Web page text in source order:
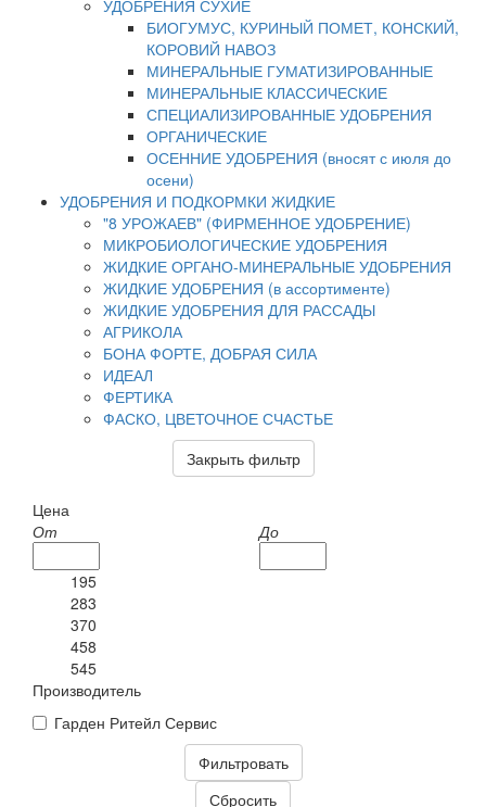
УДОБРЕНИЯ СУХИЕ
БИОГУМУС, КУРИНЫЙ ПОМЕТ, КОНСКИЙ,
КОРОВИЙ НАВОЗ
МИНЕРАЛЬНЫЕ ГУМАТИЗИРОВАННЫЕ
МИНЕРАЛЬНЫЕ КЛАССИЧЕСКИЕ
СПЕЦИАЛИЗИРОВАННЫЕ УДОБРЕНИЯ
ОРГАНИЧЕСКИЕ
ОСЕННИЕ УДОБРЕНИЯ (вносят с июля до
осени)
УДОБРЕНИЯ И ПОДКОРМКИ ЖИДКИЕ
"8 УРОЖАЕВ" (ФИРМЕННОЕ УДОБРЕНИЕ)
МИКРОБИОЛОГИЧЕСКИЕ УДОБРЕНИЯ
ЖИДКИЕ ОРГАНО-МИНЕРАЛЬНЫЕ УДОБРЕНИЯ
ЖИДКИЕ УДОБРЕНИЯ (в ассортименте)
ЖИДКИЕ УДОБРЕНИЯ ДЛЯ РАССАДЫ
АГРИКОЛА
БОНА ФОРТЕ, ДОБРАЯ СИЛА
ИДЕАЛ
ФЕРТИКА
ФАСКО, ЦВЕТОЧНОЕ СЧАСТЬЕ
Закрыть фильтр
Цена
От
До
195
283
370
458
545
Производитель
Гарден Ритейл Сервис